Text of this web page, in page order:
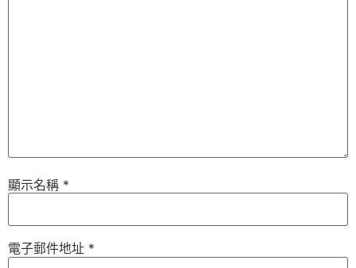
顯示名稱 *
電子郵件地址 *